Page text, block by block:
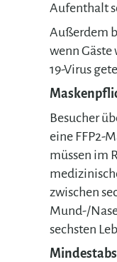
Aufenthalt
Außerdem
wenn Gäste
19-Virus
Besucher
eine FFP2-
müssen im
zwischen
Mund-/
sechsten